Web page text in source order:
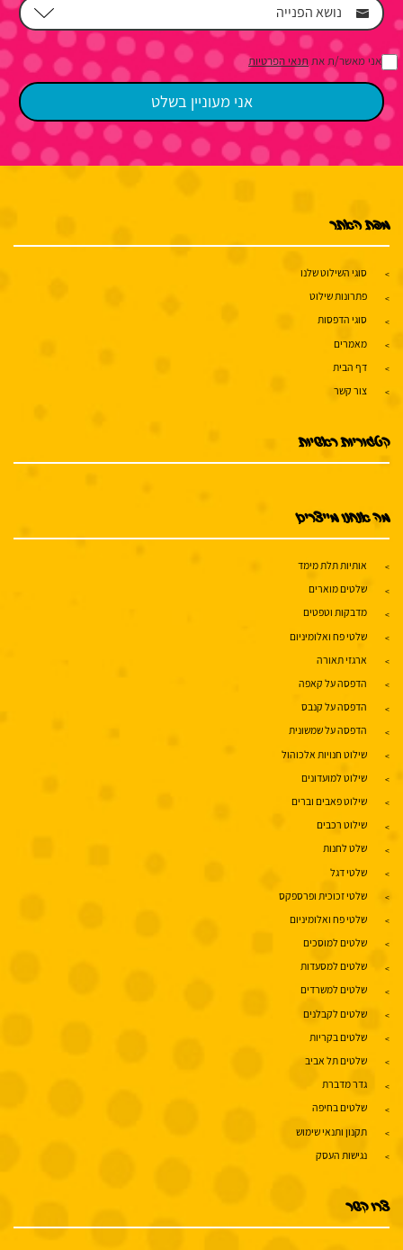
אני מאשר/ת את תנאי הפרטיות
מפת האתר
סוגי השילוט שלנו
פתרונות שילוט
סוגי הדפסות
מאמרים
דף הבית
צור קשר
קטגוריות ראשיות
מה אנחנו מייצרים
אותיות תלת מימד
שלטים מוארים
מדבקות וטפטים
שלטי פח ואלומיניום
ארגזי תאורה
הדפסה על קאפה
הדפסה על קנבס
הדפסה על שמשונית
שילוט חנויות אלכוהול
שילוט למועדונים
שילוט פאבים וברים
שילוט רכבים
שלט לחנות
שלטי דגל
שלטי זכוכית ופרספקס
שלטי פח ואלומיניום
שלטים למוסכים
שלטים למסעדות
שלטים למשרדים
שלטים לקבלנים
שלטים בקריות
שלטים תל אביב
גדר מדברת
שלטים בחיפה
תקנון ותנאי שימוש
נגישות העסק
צרו קשר